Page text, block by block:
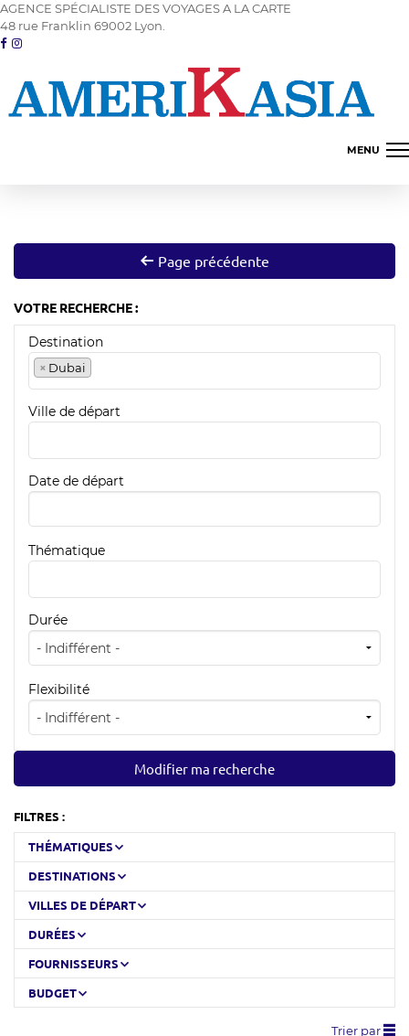
AGENCE SPÉCIALISTE DES VOYAGES A LA CARTE
48 rue Franklin 69002 Lyon.
MENU
Amerique latine
Les îles
Océanie
Page précédente
VOTRE RECHERCHE :
Destination
× Dubai
Ville de départ
Date de départ
Thématique
Durée
Flexibilité
FILTRES :
THÉMATIQUES
DESTINATIONS
VILLES DE DÉPART
DURÉES
FOURNISSEURS
BUDGET
Trier par